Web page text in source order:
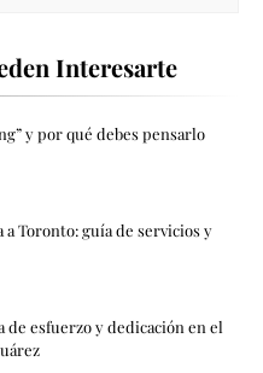
Interesarte
y por qué debes pensarlo
a Toronto: guía de servicios y
de esfuerzo y dedicación en el